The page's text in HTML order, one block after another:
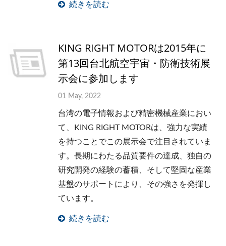
続きを読む
KING RIGHT MOTORは2015年に
第13回台北航空宇宙・防衛技術展
示会に参加します
01 May, 2022
台湾の電子情報および精密機械産業におい
て、KING RIGHT MOTORは、強力な実績
を持つことでこの展示会で注目されていま
す。長期にわたる品質要件の達成、独自の
研究開発の経験の蓄積、そして堅固な産業
基盤のサポートにより、その強さを発揮し
ています。
続きを読む